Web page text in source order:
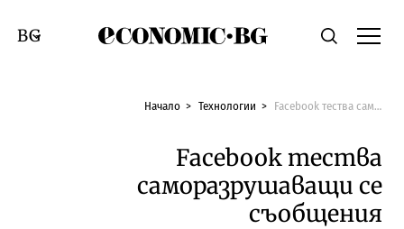
Economic.bgТърсене
Смяна на език
Начало Технологии Facebook тества саморазрушаващи се съобщения
Facebook тества
саморазрушаващи се
съобщения